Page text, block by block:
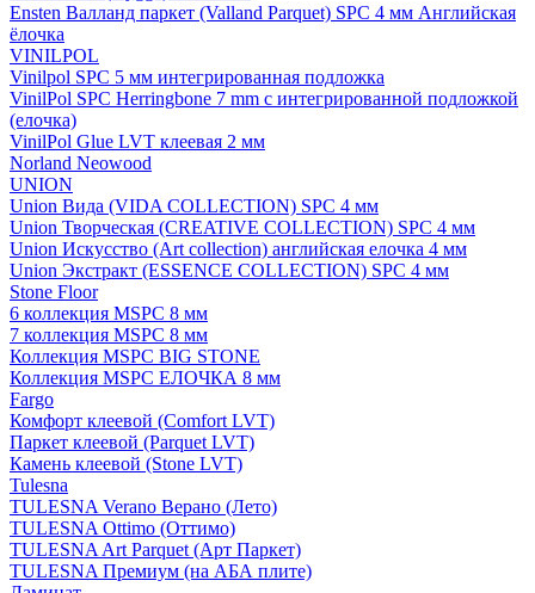
Ensten Валланд паркет (Valland Parquet) SPC 4 мм Английская
ёлочка
VINILPOL
Vinilpol SPC 5 мм интегрированная подложка
VinilPol SPC Herringbone 7 mm с интегрированной подложкой
(елочка)
VinilPol Glue LVT клеевая 2 мм
Norland Neowood
UNION
Union Вида (VIDA COLLECTION) SPC 4 мм
Union Творческая (CREATIVE COLLECTION) SPC 4 мм
Union Искусство (Art collection) английская елочка 4 мм
Union Экстракт (ESSENCE COLLECTION) SPC 4 мм
Stone Floor
6 коллекция MSPC 8 мм
7 коллекция MSPC 8 мм
Коллекция MSPC BIG STONE
Коллекция MSPC ЕЛОЧКА 8 мм
Fargo
Комфорт клеевой (Comfort LVT)
Паркет клеевой (Parquet LVT)
Камень клеевой (Stone LVT)
Tulesna
TULESNA Verano Верано (Лето)
TULESNA Ottimo (Оттимо)
TULESNA Art Parquet (Арт Паркет)
TULESNA Премиум (на АБА плите)